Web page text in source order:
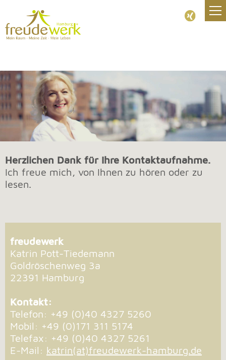
Herzlichen Dank für Ihre Kontaktaufnahme.
Ich freue mich, von Ihnen zu hören oder zu
lesen.
freudewerk
Katrin Pott-Tiedemann
Goldröschenweg 3a
22391 Hamburg
Kontakt:
Telefon: +49 (0)40 4327 5260
Mobil: +49 (0)171 311 5174
Telefax: +49 (0)40 4327 5261
E-Mail: katrin(at)freudewerk-hamburg.de